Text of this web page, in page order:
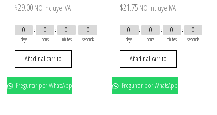
$29.00 NO incluye IVA
0
days
0
hours
0
minutes
0
seconds
Añadir al carrito
Preguntar por WhatsApp
$21.75 NO incluye IVA
0
days
0
hours
0
minutes
0
seconds
Añadir al carrito
Preguntar por WhatsApp